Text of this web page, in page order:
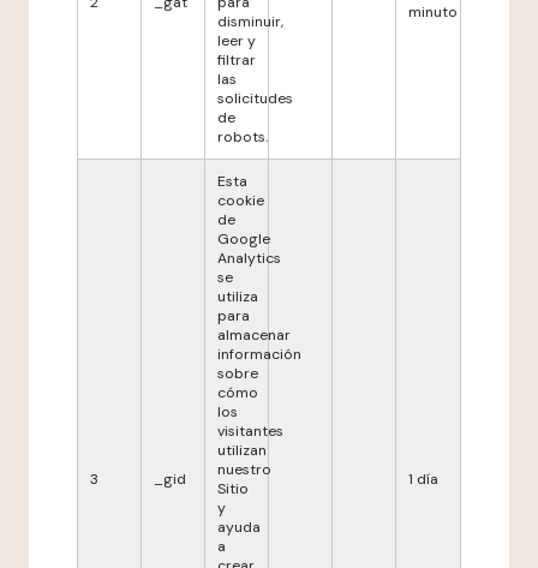
disminuir,
leer y
filtrar
las
solicitudes
de
robots.
minuto
3 _gid
Esta
cookie
de
Google
Analytics
se
utiliza
para
almacenar
información
sobre
cómo
los
visitantes
utilizan
nuestro
Sitio
y
ayuda
a
1 día